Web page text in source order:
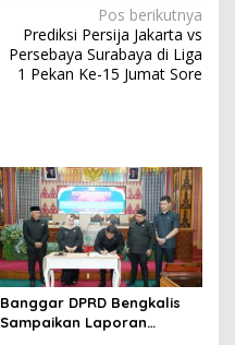
Pos berikutnya
Prediksi Persija Jakarta vs
Persebaya Surabaya di Liga
1 Pekan Ke-15 Jumat Sore
Banggar DPRD Bengkalis
Sampaikan Laporan